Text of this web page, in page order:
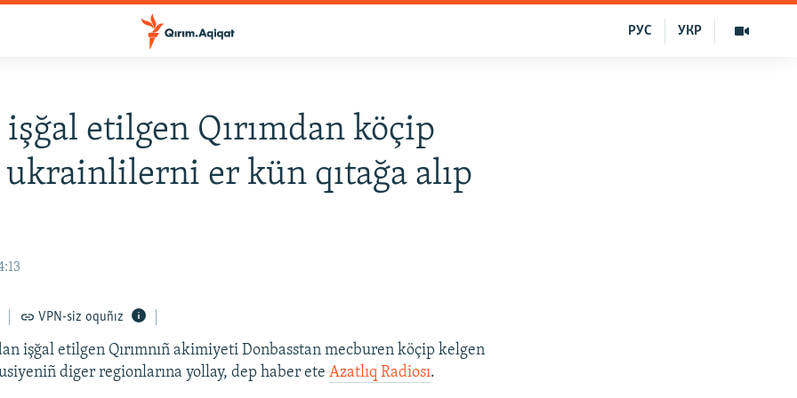
УКР
РУС
işğal etilgen Qırımdan köçip
ukrainlilerni er kün qıtağa alıp
VPN-siz oquñız
işğal etilgen Qırımnıñ akimiyeti Donbasstan mecburen köçip kelgen
diger regionlarına yollay, dep haber eteAzatlıq Radiosı.